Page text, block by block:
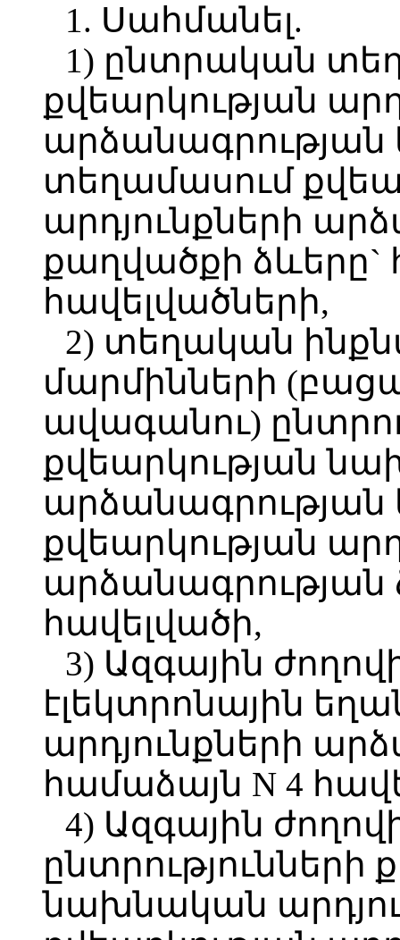
1. Սահմանել.
1) ընտրական
քվեարկության
տեղամասում
արդյունքների
քաղվածքի ձևերը`
հավելվածների,
2) տեղական
մարմինների
ավագանու)
քվեարկության
արձանագրության
քվեարկության
արձանագրության
հավելվածի,
3) Ազգային
էլեկտրոնային
արդյունքների
համաձայն N 4
4) Ազգային
ընտրությունների
նախնական